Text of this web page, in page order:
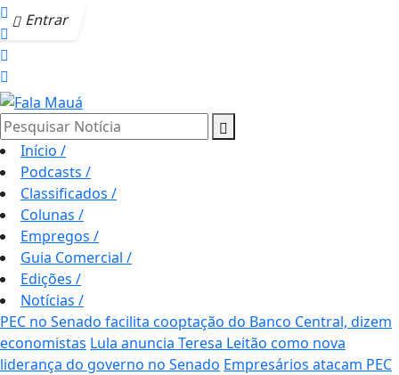
Entrar
Pesquisar Notícia
Início /
Podcasts /
Classificados /
Colunas /
Empregos /
Guia Comercial /
Edições /
Notícias /
PEC no Senado facilita cooptação do Banco Central, dizem
economistas Lula anuncia Teresa Leitão como nova
liderança do governo no Senado Empresários atacam PEC